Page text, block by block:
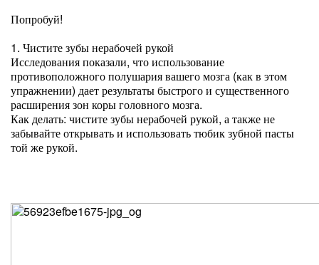
Попробуй!
1. Чистите зубы нерабочей рукой
Исследования показали, что использование
противоположного полушария вашего мозга (как в этом
упражнении) дает результаты быстрого и существенного
расширения зон коры головного мозга.
Как делать: чистите зубы нерабочей рукой, а также не
забывайте открывать и использовать тюбик зубной пасты
той же рукой.